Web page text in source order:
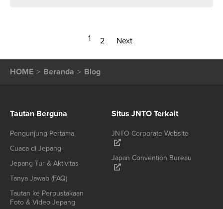
1 2 Next
HOME Beranda Blog
Tautan Berguna
Pengunjung Pertama
Cuaca di Jepang
Jepang Tur & Aktivitas
Tanya Jawab (FAQ)
Tautan ke Perpustakaan
Foto & Video Jepang
Situs JNTO Terkait
JNTO Corporate Website
Japan Convention Bureau